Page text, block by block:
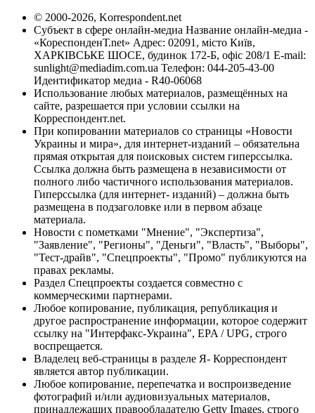
© 2000-2026, Korrespondent.net
Субъект в сфере онлайн-медиа Название онлайн-медиа -
«КореспонденТ.net» Адрес: 02091, місто Київ,
ХАРКІВСЬКЕ ШОСЕ, будинок 172-Б, офіс 208/1 E-mail:
sunlight@mediadim.com.ua Телефон: 044-205-43-00
Идентификатор медиа - R40-06068
Использование любых материалов, размещённых на
сайте, разрешается при условии ссылки на
Корреспондент.net.
При копировании материалов со страницы «Новости
Украины и мира», для интернет-изданий – обязательна
прямая открытая для поисковых систем гиперссылка.
Ссылка должна быть размещена в независимости от
полного либо частичного использования материалов.
Гиперссылка (для интернет- изданий) – должна быть
размещена в подзаголовке или в первом абзаце
материала.
Новости с пометками "Мнение", "Экспертиза",
"Заявление", "Регионы", "Деньги", "Власть", "Выборы",
"Тест-драйв", "Спецпроекты", "Промо" публикуются на
правах рекламы.
Раздел Спецпроекты создается совместно с
коммерческими партнерами.
Любое копирование, публикация, републикация и
другое распространение информации, которое содержит
ссылку на "Интерфакс-Украина", EPA / UPG, строго
воспрещается.
Владелец веб-страницы в разделе Я- Корреспондент
является автор публикации.
Любое копирование, перепечатка и воспроизведение
фотографий и/или аудиовизуальных материалов,
принадлежащих правообладателю Getty Images, строго